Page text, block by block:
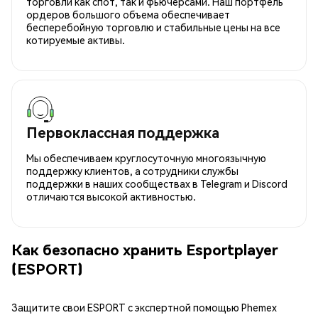
ордеров большого объема обеспечивает
бесперебойную торговлю и стабильные цены на все
котируемые активы.
Первоклассная поддержка
Мы обеспечиваем круглосуточную многоязычную
поддержку клиентов, а сотрудники службы
поддержки в наших сообществах в Telegram и Discord
отличаются высокой активностью.
Как безопасно хранить Esportplayer
(ESPORT)
Защитите свои ESPORT с экспертной помощью Phemex